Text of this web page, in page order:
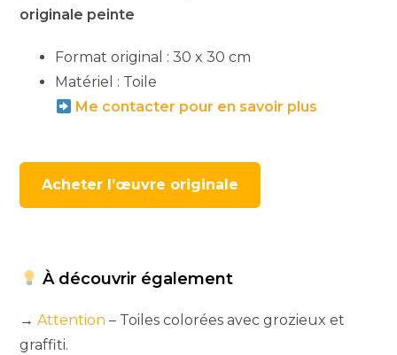
originale peinte
Format original : 30 x 30 cm
Matériel : Toile
Me contacter pour en savoir plus
Acheter l’œuvre originale
À découvrir également
→Attention – Toiles colorées avec grozieux et
graffiti.